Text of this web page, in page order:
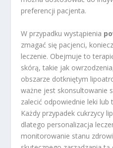
preferencji pacjenta.
W przypadku wystąpienia
zmagać się pacjenci,
leczenie. Obejmuje to
skórą, takie jak
obszarze dotkniętym
ważne jest skonsultowanie
zalecić odpowiednie leki lub
Każdy przypadek cukrzycy
dlatego personalizacja
monitorowanie stanu